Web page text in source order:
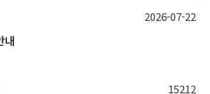
내
15212
2026-07-22